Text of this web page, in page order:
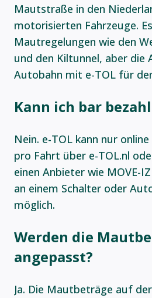
Mautstraße in den
motorisierten Fahrzeuge.
Mautregelungen wie den
und den Kiltunnel, aber die
Autobahn mit e-TOL für
Kann ich bar
Nein. e-TOL kann nur
pro Fahrt über e-TOL.nl
einen Anbieter wie MOVE-
an einem Schalter oder
möglich.
Werden die
angepasst?
Ja. Die Mautbeträge auf